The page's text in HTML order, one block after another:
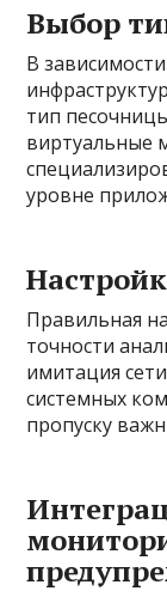
Выбор
В
тип
виртуальные
уровне
Правильная
точности
имитация
системных
пропуску